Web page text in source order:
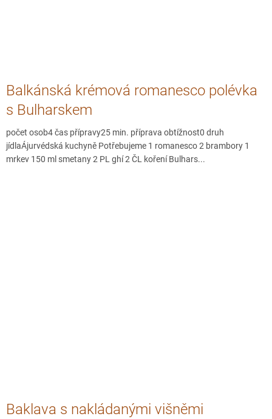
Balkánská krémová romanesco polévka
s Bulharskem
počet osob4 čas přípravy25 min. příprava obtížnost0 druh
jídlaÁjurvédská kuchyně Potřebujeme 1 romanesco 2 brambory 1
mrkev 150 ml smetany 2 PL ghí 2 ČL koření Bulhars...
Baklava s nakládanými višněmi